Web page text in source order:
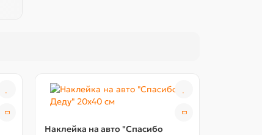
Наклейка на авто "Спасибо